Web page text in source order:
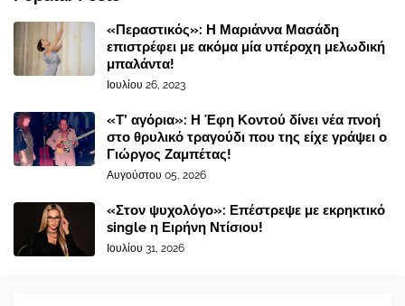
«Περαστικός»: Η Μαριάννα Μασάδη
επιστρέφει με ακόμα μία υπέροχη μελωδική
μπαλάντα!
Ιουλίου 26, 2023
«Τ’ αγόρια»: Η Έφη Κοντού δίνει νέα πνοή
στο θρυλικό τραγούδι που της είχε γράψει ο
Γιώργος Ζαμπέτας!
Αυγούστου 05, 2026
«Στον ψυχολόγο»: Επέστρεψε με εκρηκτικό
single η Ειρήνη Ντίσιου!
Ιουλίου 31, 2026